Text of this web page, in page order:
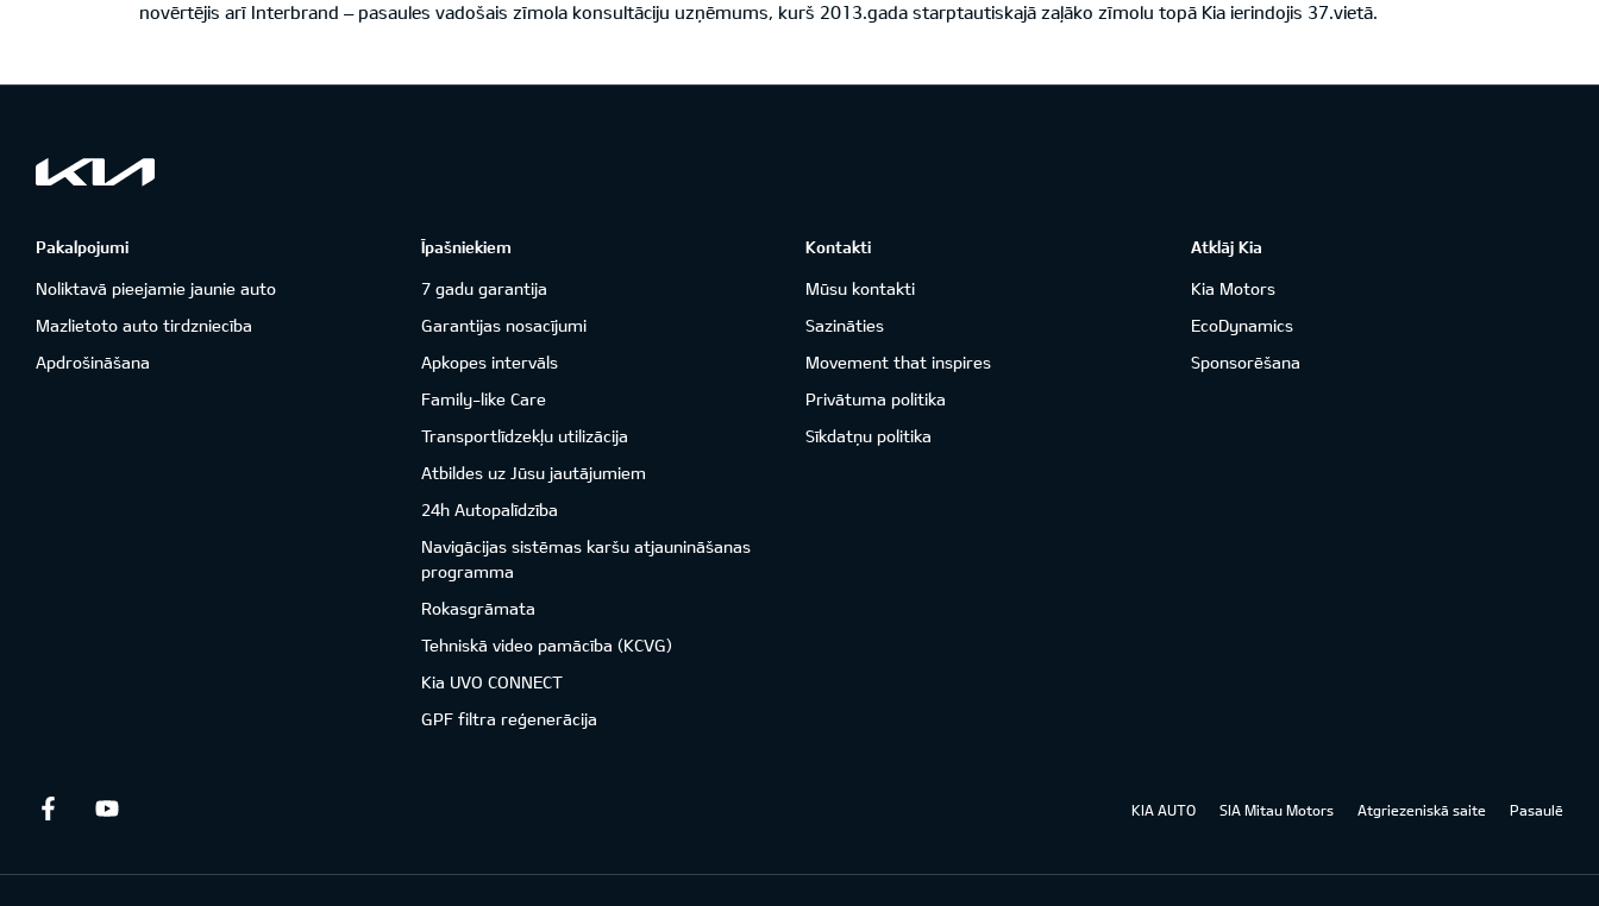
novērtējis arī Interbrand – pasaules vadošais zīmola konsultāciju uzņēmums, kurš 2013.gada starptautiskajā zaļāko zīmolu topā Kia ierindojis 37.vietā.
Pakalpojumi
Noliktavā pieejamie jaunie auto
Mazlietoto auto tirdzniecība
Apdrošināšana
Īpašniekiem
7 gadu garantija
Garantijas nosacījumi
Apkopes intervāls
Family-like Care
Transportlīdzekļu utilizācija
Atbildes uz Jūsu jautājumiem
24h Autopalīdzība
Navigācijas sistēmas karšu atjaunināšanas
programma
Rokasgrāmata
Tehniskā video pamācība (KCVG)
Kia UVO CONNECT
GPF filtra reģenerācija
Kontakti
Mūsu kontakti
Sazināties
Movement that inspires
Privātuma politika
Sīkdatņu politika
Atklāj Kia
Kia Motors
EcoDynamics
Sponsorēšana
Facebook KIA AUTO SIA Mitau Motors Atgriezeniskā saite Pasaulē